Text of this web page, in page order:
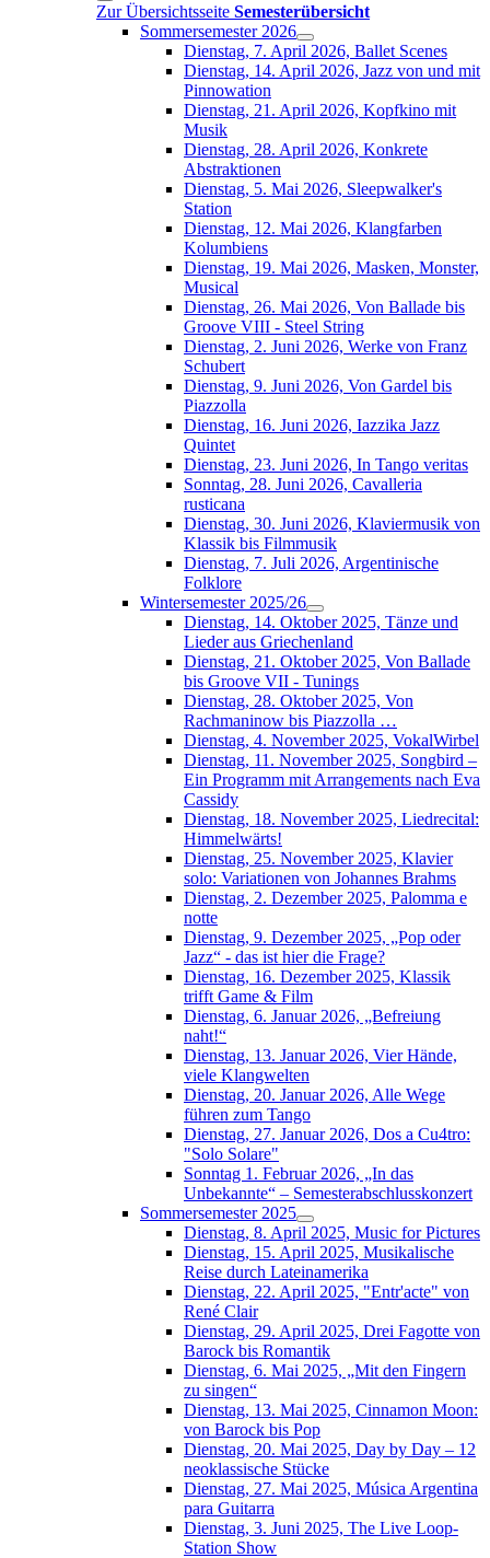
Zur Übersichtsseite Semesterübersicht
Sommersemester 2026
Dienstag, 7. April 2026, Ballet Scenes
Dienstag, 14. April 2026, Jazz von und mit
Pinnowation
Dienstag, 21. April 2026, Kopfkino mit
Musik
Dienstag, 28. April 2026, Konkrete
Abstraktionen
Dienstag, 5. Mai 2026, Sleepwalker's
Station
Dienstag, 12. Mai 2026, Klangfarben
Kolumbiens
Dienstag, 19. Mai 2026, Masken, Monster,
Musical
Dienstag, 26. Mai 2026, Von Ballade bis
Groove VIII - Steel String
Dienstag, 2. Juni 2026, Werke von Franz
Schubert
Dienstag, 9. Juni 2026, Von Gardel bis
Piazzolla
Dienstag, 16. Juni 2026, Iazzika Jazz
Quintet
Dienstag, 23. Juni 2026, In Tango veritas
Sonntag, 28. Juni 2026, Cavalleria
rusticana
Dienstag, 30. Juni 2026, Klaviermusik von
Klassik bis Filmmusik
Dienstag, 7. Juli 2026, Argentinische
Folklore
Wintersemester 2025/26
Dienstag, 14. Oktober 2025, Tänze und
Lieder aus Griechenland
Dienstag, 21. Oktober 2025, Von Ballade
bis Groove VII - Tunings
Dienstag, 28. Oktober 2025, Von
Rachmaninow bis Piazzolla …
Dienstag, 4. November 2025, VokalWirbel
Dienstag, 11. November 2025, Songbird –
Ein Programm mit Arrangements nach Eva
Cassidy
Dienstag, 18. November 2025, Liedrecital:
Himmelwärts!
Dienstag, 25. November 2025, Klavier
solo: Variationen von Johannes Brahms
Dienstag, 2. Dezember 2025, Palomma e
notte
Dienstag, 9. Dezember 2025, „Pop oder
Jazz“ - das ist hier die Frage?
Dienstag, 16. Dezember 2025, Klassik
trifft Game & Film
Dienstag, 6. Januar 2026, „Befreiung
naht!“
Dienstag, 13. Januar 2026, Vier Hände,
viele Klangwelten
Dienstag, 20. Januar 2026, Alle Wege
führen zum Tango
Dienstag, 27. Januar 2026, Dos a Cu4tro:
"Solo Solare"
Sonntag 1. Februar 2026, „In das
Unbekannte“ – Semesterabschlusskonzert
Sommersemester 2025
Dienstag, 8. April 2025, Music for Pictures
Dienstag, 15. April 2025, Musikalische
Reise durch Lateinamerika
Dienstag, 22. April 2025, "Entr'acte" von
René Clair
Dienstag, 29. April 2025, Drei Fagotte von
Barock bis Romantik
Dienstag, 6. Mai 2025, „Mit den Fingern
zu singen“
Dienstag, 13. Mai 2025, Cinnamon Moon:
von Barock bis Pop
Dienstag, 20. Mai 2025, Day by Day – 12
neoklassische Stücke
Dienstag, 27. Mai 2025, Música Argentina
para Guitarra
Dienstag, 3. Juni 2025, The Live Loop-
Station Show